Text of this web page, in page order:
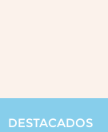
DESTACADOS